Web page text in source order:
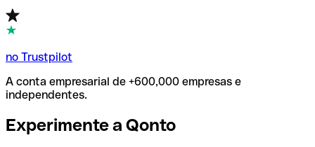
no Trustpilot
A conta empresarial de +600,000 empresas e
independentes.
Experimente a Qonto